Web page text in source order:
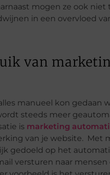
mogen ze ook
in een overvloed
van
manueel kon gedaan
steeds meer
is marketing
van je website.
gedoeld op het
versturen naar